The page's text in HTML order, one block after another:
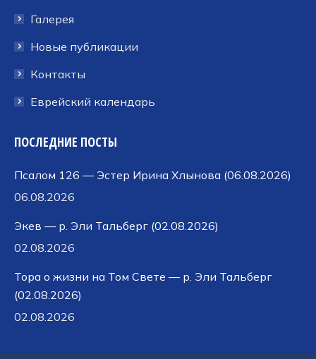
Галерея
Новые публикации
Контакты
Еврейский календарь
ПОСЛЕДНИЕ ПОСТЫ
Псалом 126 — Эстер Ирина Хлынова (06.08.2026)
06.08.2026
Экев — р. Эли Тальберг (02.08.2026)
02.08.2026
Тора о жизни на Том Свете — р. Эли Тальберг
(02.08.2026)
02.08.2026